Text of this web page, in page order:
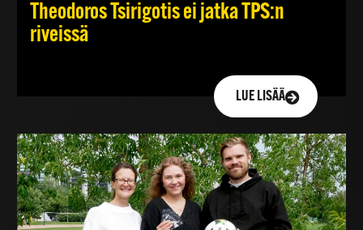
Theodoros Tsirigotis ei jatka TPS:n
riveissä
LUE LISÄÄ